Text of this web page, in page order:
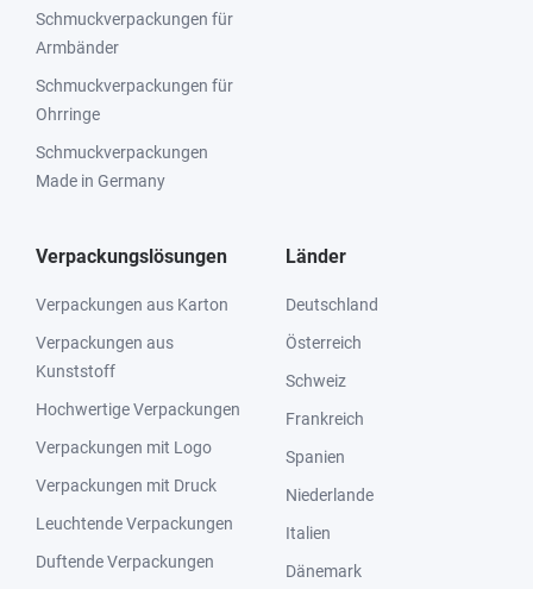
Schmuckverpackungen für
Armbänder
Schmuckverpackungen für
Ohrringe
Schmuckverpackungen
Made in Germany
Verpackungslösungen
Verpackungen aus Karton
Verpackungen aus
Kunststoff
Hochwertige Verpackungen
Verpackungen mit Logo
Verpackungen mit Druck
Leuchtende Verpackungen
Duftende Verpackungen
Länder
Deutschland
Österreich
Schweiz
Frankreich
Spanien
Niederlande
Italien
Dänemark